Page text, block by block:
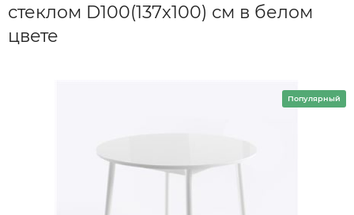
стеклом D100(137х100) см в белом
цвете
Популярный